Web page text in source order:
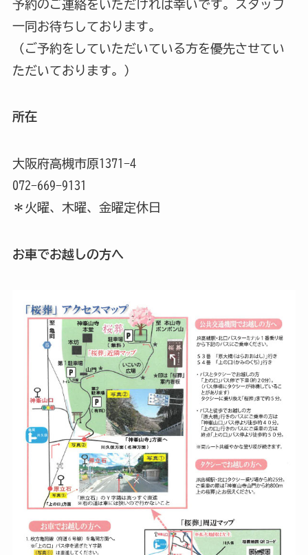
予約のご連絡をいただければ幸いです。スタッフ
一同お待ちしております。
（ご予約をしていただいている方を優先させてい
ただいております。）
所在
大阪府高槻市原1371-4
072-669-9131
＊火曜、木曜、金曜定休日
お車でお越しの方へ